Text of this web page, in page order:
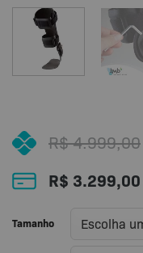
R$4.999,00
R$ 3.299,00
Tamanho